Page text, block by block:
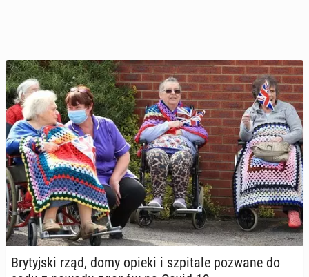
Bry­tyj­ski rząd, domy opieki i szpi­ta­le pozwane do